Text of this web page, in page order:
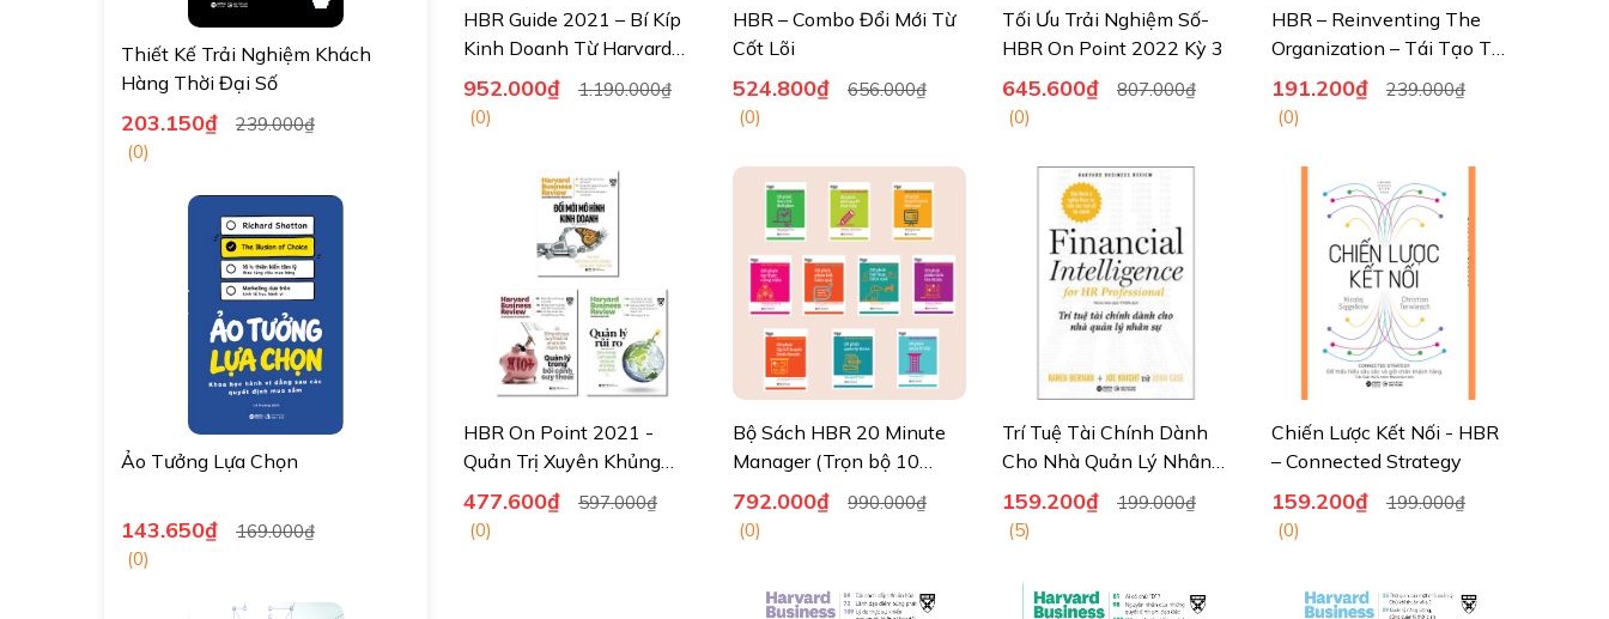
Thiết Kế Trải Nghiệm Khách
Hàng Thời Đại Số
203.150₫
239.000₫
(0)
Ảo Tưởng Lựa Chọn
143.650₫
169.000₫
(0)
HBR Guide 2021 – Bí Kíp
Kinh Doanh Từ Harvard
(Trọn bộ 10 cuốn)
952.000₫
1.190.000₫
(0)
HBR – Combo Đổi Mới Từ
Cốt Lõi
524.800₫
656.000₫
(0)
Tối Ưu Trải Nghiệm Số-
HBR On Point 2022 Kỳ 3
645.600₫
807.000₫
(0)
HBR – Reinventing The
Organization – Tái Tạo Tổ
Chức - 6 Bước Xoay
Chuyển Công Ty Khi Thị
Trường Lật Mặt
191.200₫
239.000₫
(0)
HBR On Point 2021 -
Quản Trị Xuyên Khủng
Hoảng
477.600₫
597.000₫
(0)
Bộ Sách HBR 20 Minute
Manager (Trọn bộ 10
cuốn) – Ấn Bản 2021
792.000₫
990.000₫
(0)
Trí Tuệ Tài Chính Dành
Cho Nhà Quản Lý Nhân
Sự (HBR)
159.200₫
199.000₫
(5)
Chiến Lược Kết Nối - HBR
– Connected Strategy
159.200₫
199.000₫
(0)